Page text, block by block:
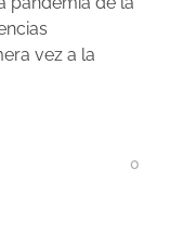
vez a la
0